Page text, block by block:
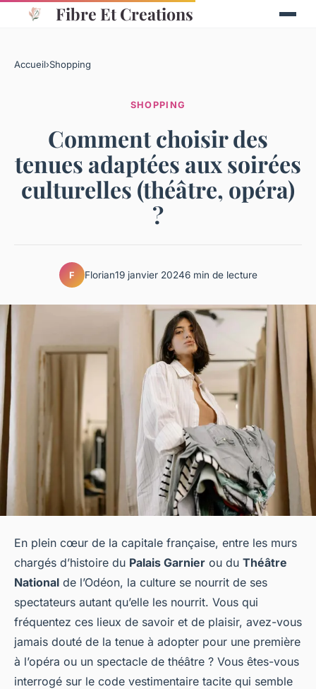
Fibre Et Creations
Accueil›Shopping
SHOPPING
Comment choisir des
tenues adaptées aux soirées
culturelles (théâtre, opéra)
?
F Florian19 janvier 20246 min de lecture
En plein cœur de la capitale française, entre les murs
chargés d’histoire du Palais Garnier ou du Théâtre
National de l’Odéon, la culture se nourrit de ses
spectateurs autant qu’elle les nourrit. Vous qui
fréquentez ces lieux de savoir et de plaisir, avez-vous
jamais douté de la tenue à adopter pour une première
à l’opéra ou un spectacle de théâtre ? Vous êtes-vous
interrogé sur le code vestimentaire tacite qui semble